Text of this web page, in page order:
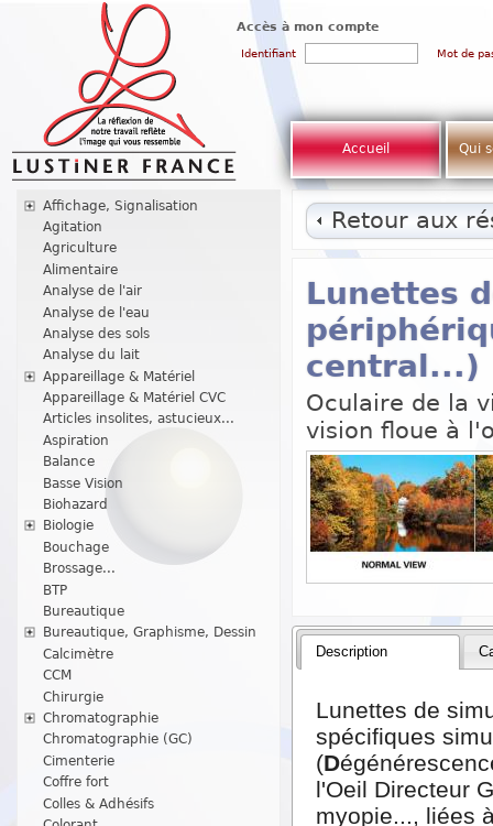
Accès à mon compte
Identifiant Mot de
Accueil Qui
Affichage, Signalisation
Agitation
Agriculture
Alimentaire
Analyse de l'air
Analyse de l'eau
Analyse des sols
Analyse du lait
Appareillage & Matériel
Appareillage & Matériel CVC
Articles insolites, astucieux...
Aspiration
Balance
Basse Vision
Biohazard
Biologie
Bouchage
Brossage...
BTP
Bureautique
Bureautique, Graphisme, Dessin
Calcimètre
CCM
Chirurgie
Chromatographie
Chromatographie (GC)
Cimenterie
Coffre fort
Colles & Adhésifs
Retour aux
Lunettes
central...)
Oculaire de la
vision floue à
Description
Lunettes de
spécifiques
(D
l'Oeil Directeur
myopie..., liées